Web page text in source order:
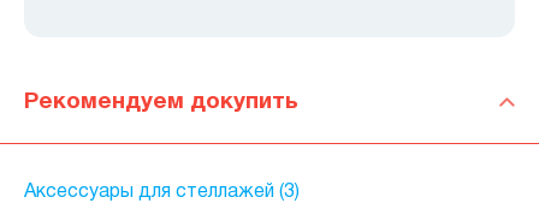
Рекомендуем докупить
Аксессуары для стеллажей (3)